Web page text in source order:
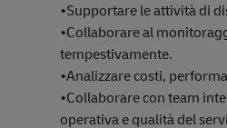
•Supportare le attività di
•Collaborare al
tempestivamente.
•Analizzare costi,
•Collaborare con team
operativa e qualità del